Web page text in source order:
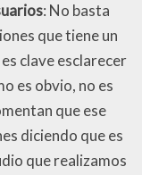
: No basta
que tiene un
clave esclarecer
es obvio, no es
que ese
diciendo que es
que realizamos